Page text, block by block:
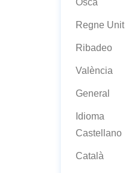
Osca
Regne Unit
Ribadeo
València
General
Idioma
Castellano
Català